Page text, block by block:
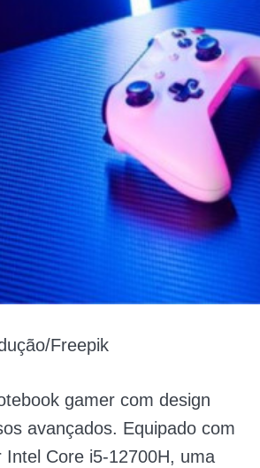
Freepik
gamer com design
avançados. Equipado com
Intel Core i5-12700H, uma